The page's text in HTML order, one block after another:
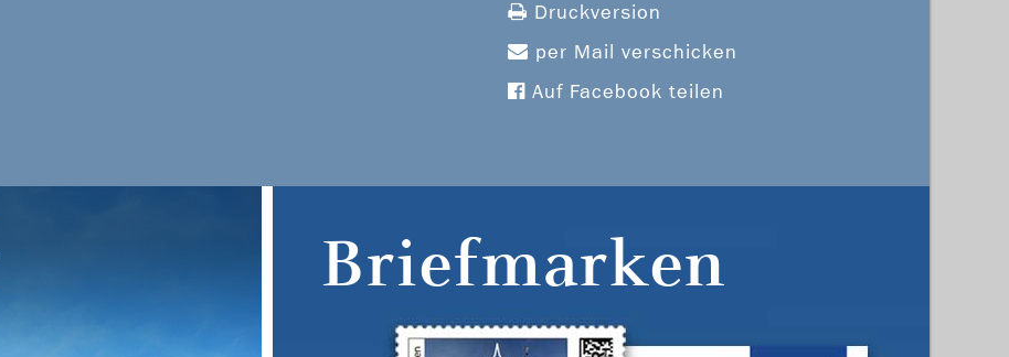
Druckversion
per Mail verschicken
Auf Facebook teilen
Briefmarken